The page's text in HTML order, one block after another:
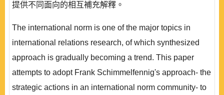
提供不同面向的相互補充解釋。
The international norm is one of the major topics in
international relations research, of which synthesized
approach is gradually becoming a trend. This paper
attempts to adopt Frank Schimmelfennig's approach- the
strategic actions in an international norm community- to